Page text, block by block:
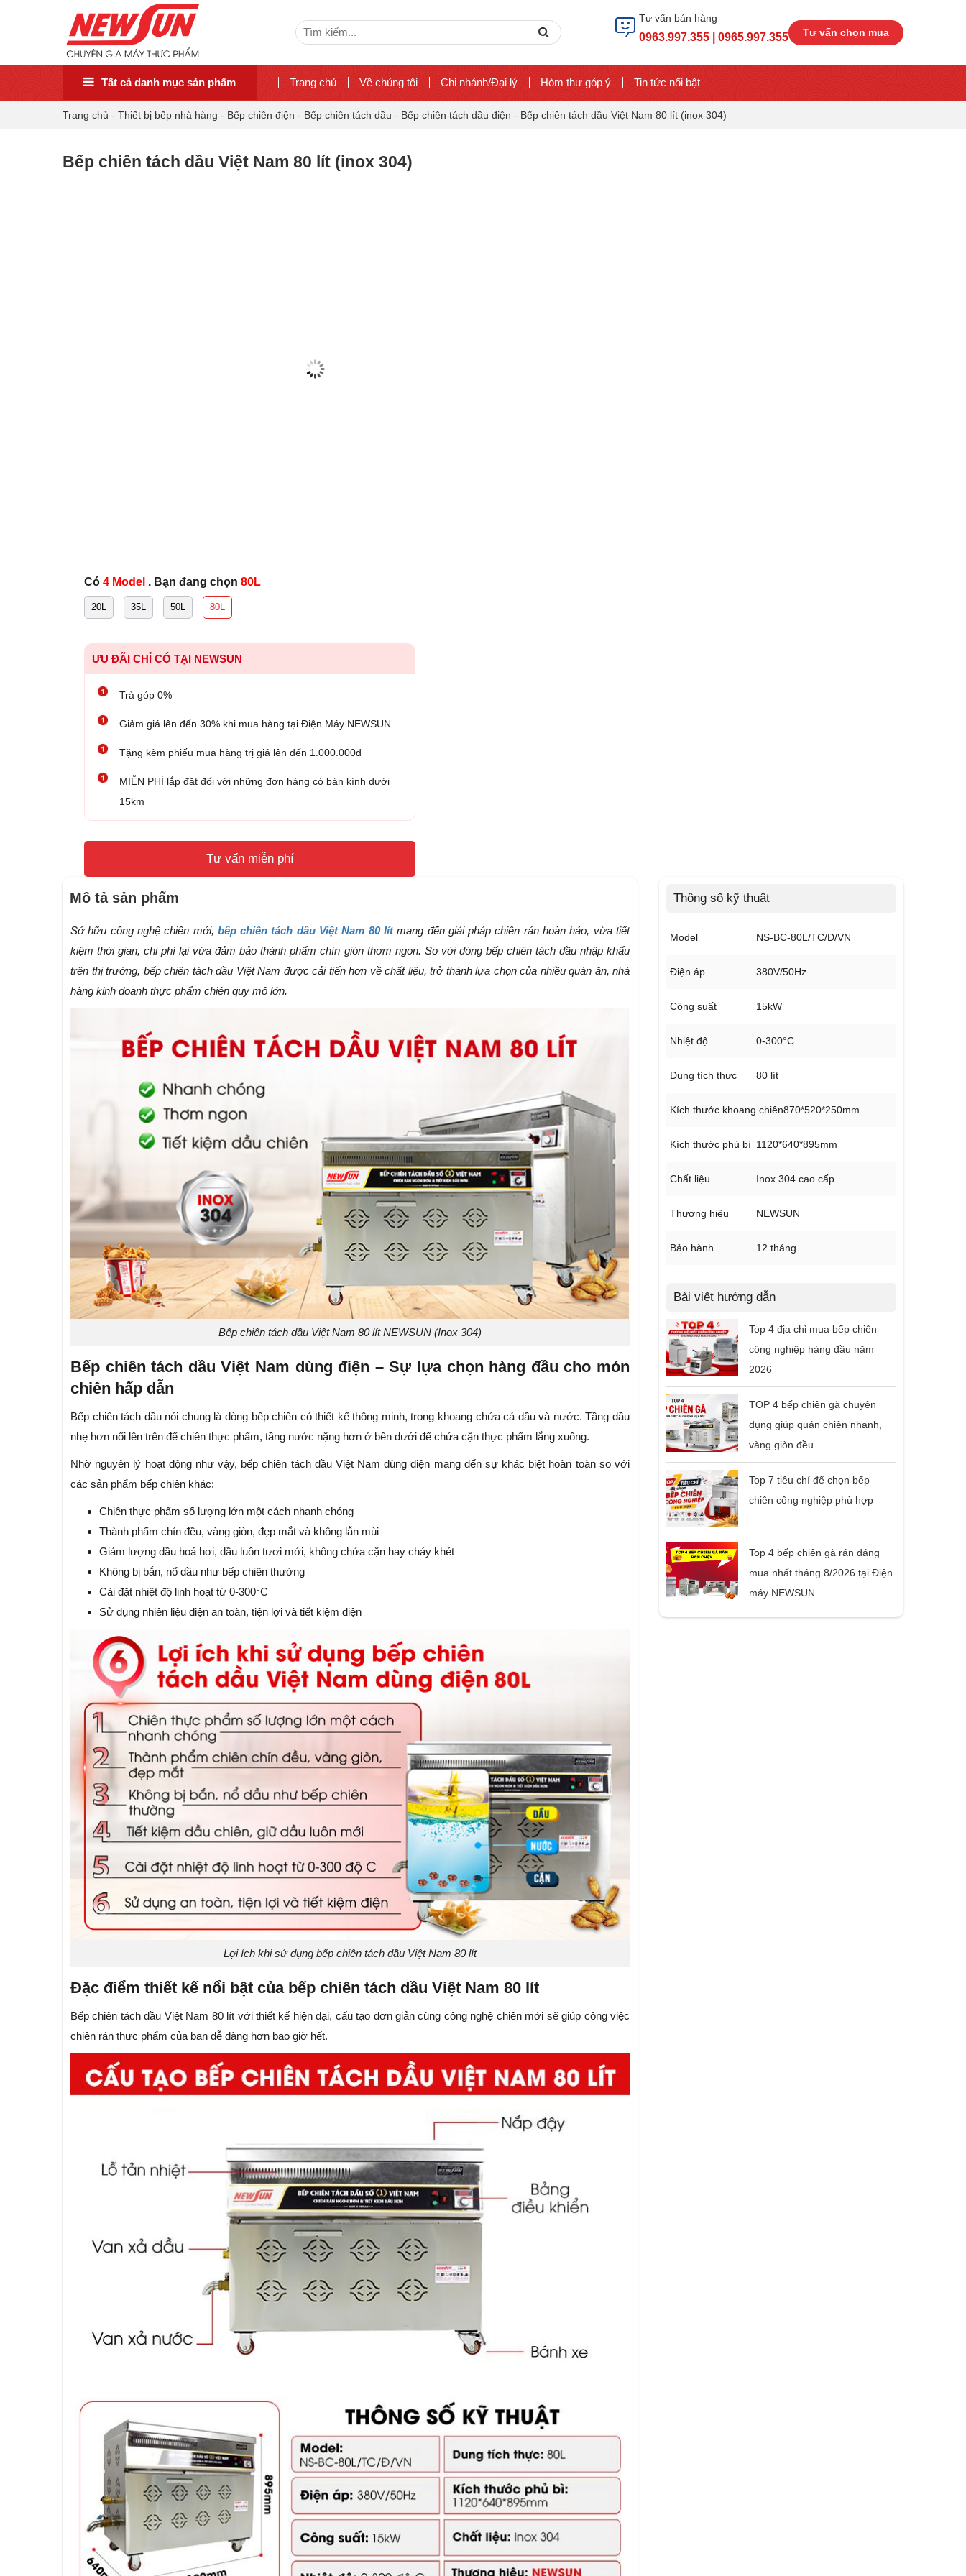
Search
Search
Tư vấn bán hàng
0963.997.355 | 0965.997.355 Tư vấn chọn mua
Tất cả danh mục sản phẩm Trang chủ Về chúng tôi Chi nhánh/Đại lý Hòm thư góp ý Tin tức nổi bật
Trang chủ - Thiết bị bếp nhà hàng - Bếp chiên điện - Bếp chiên tách dầu - Bếp chiên tách dầu điện - Bếp chiên tách dầu Việt Nam 80 lít (inox 304)
Bếp chiên tách dầu Việt Nam 80 lít (inox 304)
Có 4 Model . Bạn đang chọn 80L
20L 35L 50L 80L
ƯU ĐÃI CHỈ CÓ TẠI NEWSUN
Trả góp 0%
Giảm giá lên đến 30% khi mua hàng tại Điện Máy NEWSUN
Tặng kèm phiếu mua hàng trị giá lên đến 1.000.000đ
MIỄN PHÍ lắp đặt đối với những đơn hàng có bán kính dưới
15km
Tư vấn miễn phí
Mô tả sản phẩm
Sở hữu công nghệ chiên mới, bếp chiên tách dầu Việt Nam 80 lít mang đến giải pháp chiên rán hoàn hảo, vừa tiết
kiệm thời gian, chi phí lại vừa đảm bảo thành phẩm chín giòn thơm ngon. So với dòng bếp chiên tách dầu nhập khẩu
trên thị trường, bếp chiên tách dầu Việt Nam được cải tiến hơn về chất liệu, trở thành lựa chọn của nhiều quán ăn, nhà
hàng kinh doanh thực phẩm chiên quy mô lớn.
Bếp chiên tách dầu Việt Nam 80 lít NEWSUN (Inox 304)
Bếp chiên tách dầu Việt Nam dùng điện – Sự lựa chọn hàng đầu cho món
chiên hấp dẫn
Bếp chiên tách dầu nói chung là dòng bếp chiên có thiết kế thông minh, trong khoang chứa cả dầu và nước. Tầng dầu
nhẹ hơn nổi lên trên để chiên thực phẩm, tầng nước nặng hơn ở bên dưới để chứa cặn thực phẩm lắng xuống.
Nhờ nguyên lý hoạt động như vậy, bếp chiên tách dầu Việt Nam dùng điện mang đến sự khác biệt hoàn toàn so với
các sản phẩm bếp chiên khác:
Chiên thực phẩm số lượng lớn một cách nhanh chóng
Thành phẩm chín đều, vàng giòn, đẹp mắt và không lẫn mùi
Giảm lượng dầu hoá hơi, dầu luôn tươi mới, không chứa cặn hay cháy khét
Không bị bắn, nổ dầu như bếp chiên thường
Cài đặt nhiệt độ linh hoạt từ 0-300°C
Sử dụng nhiên liệu điện an toàn, tiện lợi và tiết kiệm điện
Lợi ích khi sử dụng bếp chiên tách dầu Việt Nam 80 lít
Đặc điểm thiết kế nổi bật của bếp chiên tách dầu Việt Nam 80 lít
Bếp chiên tách dầu Việt Nam 80 lít với thiết kế hiện đại, cấu tạo đơn giản cùng công nghệ chiên mới sẽ giúp công việc
chiên rán thực phẩm của bạn dễ dàng hơn bao giờ hết.
Thông số kỹ thuật
Model NS-BC-80L/TC/Đ/VN
Điện áp 380V/50Hz
Công suất 15kW
Nhiệt độ 0-300°C
Dung tích thực 80 lít
Kích thước khoang chiên870*520*250mm
Kích thước phủ bì 1120*640*895mm
Chất liệu Inox 304 cao cấp
Thương hiệu NEWSUN
Bảo hành 12 tháng
Bài viết hướng dẫn
Top 4 địa chỉ mua bếp chiên
công nghiệp hàng đầu năm
2026
TOP 4 bếp chiên gà chuyên
dụng giúp quán chiên nhanh,
vàng giòn đều
Top 7 tiêu chí để chọn bếp
chiên công nghiệp phù hợp
Top 4 bếp chiên gà rán đáng
mua nhất tháng 8/2026 tại Điện
máy NEWSUN